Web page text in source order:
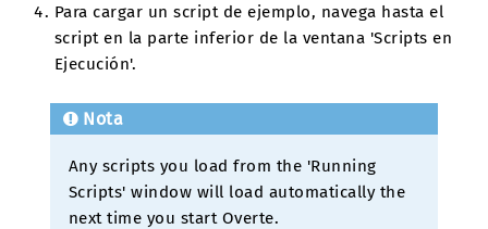
Para cargar un script de ejemplo, navega hasta el
script en la parte inferior de la ventana 'Scripts en
Ejecución'.
Nota
Any scripts you load from the 'Running
Scripts' window will load automatically the
next time you start Overte.